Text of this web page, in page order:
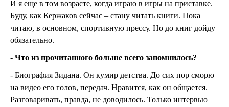
И я еще в том возрасте, когда играю в игры на приставке.
Буду, как Кержаков сейчас – стану читать книги. Пока
читаю, в основном, спортивную прессу. Но до книг дойду
обязательно.
- Что из прочитанного больше всего запомнилось?
- Биография Зидана. Он кумир детства. До сих пор сморю
на видео его голов, передач. Нравится, как он общается.
Разговаривать, правда, не доводилось. Только интервью